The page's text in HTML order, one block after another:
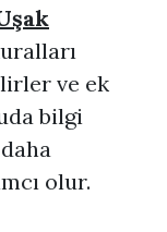
ve ek
bilgi
olur.